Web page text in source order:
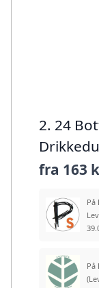
2. 24
fra 163
På
På